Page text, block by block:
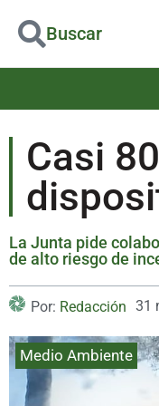
Buscar
Casi
La Junta pide
de alto riesgo de
Por: Redacción 31
Medio Ambiente